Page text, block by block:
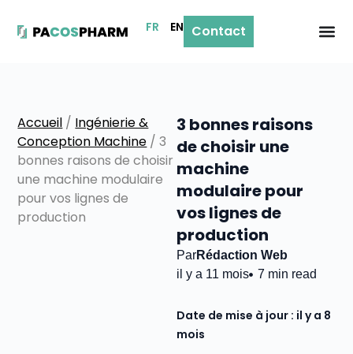
Contact
FR EN
Accueil / Ingénierie &
Conception Machine /3
bonnes raisons de choisir
une machine modulaire
pour vos lignes de
production
3 bonnes raisons
de choisir une
machine
modulaire pour
vos lignes de
production
ParRédaction Web
il y a 11 mois
7 min read
Date de mise à jour : il y a 8
mois